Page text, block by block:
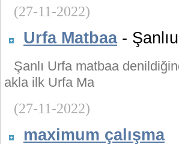
(27-11-2022)
Urfa Matbaa-
Şanlı Urfa matbaa
akla ilk Urfa Ma
(27-11-2022)
maximum çalışma